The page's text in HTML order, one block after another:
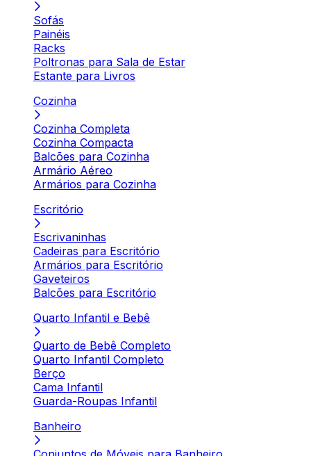
Sofás
Painéis
Racks
Poltronas para Sala de Estar
Estante para Livros
Cozinha
Cozinha Completa
Cozinha Compacta
Balcões para Cozinha
Armário Aéreo
Armários para Cozinha
Escritório
Escrivaninhas
Cadeiras para Escritório
Armários para Escritório
Gaveteiros
Balcões para Escritório
Quarto Infantil e Bebê
Quarto de Bebê Completo
Quarto Infantil Completo
Berço
Cama Infantil
Guarda-Roupas Infantil
Banheiro